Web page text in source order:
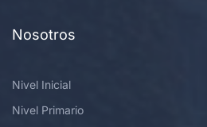
Nosotros
Nivel Inicial
Nivel Primario